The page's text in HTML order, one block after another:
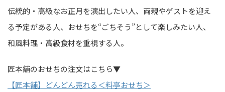
伝統的・高級なお正月を演出したい人、両親やゲストを迎え
る予定がある人、おせちを“ごちそう”として楽しみたい人、
和風料理・高級食材を重視する人。
匠本舗のおせちの注文はこちら▼
【匠本舗】どんどん売れる＜料亭おせち＞